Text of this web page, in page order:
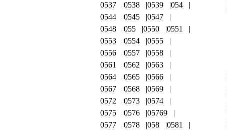
0537
0538 0539
054
0544
0545
0547
0548
055 0550
0551
0553
0554
0555
0556
0557
0558
0561
0562
0563
0564
0565
0566
0567
0568
0569
0572
0573
0574
0575
0576
05769
0577
0578 058
0581